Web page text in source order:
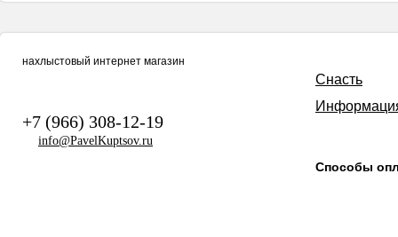
нахлыстовый интернет магазин
+7 (966) 308-12-19
info@PavelKuptsov.ru
Снасть
Способы